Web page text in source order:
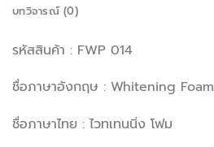
บทวิจารณ์ (0)
รหัสสินค้า : FWP 014
ชื่อภาษาอังกฤษ : Whitening Foam
ชื่อภาษาไทย : ไวทเทนนิ่ง โฟม